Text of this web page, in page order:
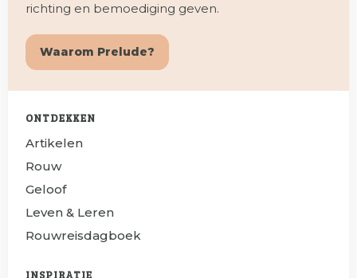
richting en bemoediging geven.
Waarom Prelude?
ONTDEKKEN
Artikelen
Rouw
Geloof
Leven & Leren
Rouwreisdagboek
INSPIRATIE